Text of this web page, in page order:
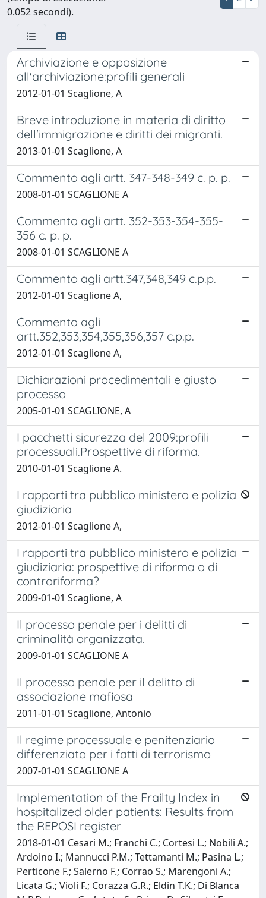
0.052 secondi).
Archiviazione e opposizione
all'archiviazione:profili generali
2012-01-01 Scaglione, A
Breve introduzione in materia di diritto
dell'immigrazione e diritti dei migranti.
2013-01-01 Scaglione, A
Commento agli artt. 347-348-349 c. p. p.
2008-01-01 SCAGLIONE A
Commento agli artt. 352-353-354-355-
356 c. p. p.
2008-01-01 SCAGLIONE A
Commento agli artt.347,348,349 c.p.p.
2012-01-01 Scaglione A,
Commento agli
artt.352,353,354,355,356,357 c.p.p.
2012-01-01 Scaglione A,
Dichiarazioni procedimentali e giusto
processo
2005-01-01 SCAGLIONE, A
I pacchetti sicurezza del 2009:profili
processuali.Prospettive di riforma.
2010-01-01 Scaglione A.
I rapporti tra pubblico ministero e polizia
giudiziaria
2012-01-01 Scaglione A,
I rapporti tra pubblico ministero e polizia
giudiziaria: prospettive di riforma o di
controriforma?
2009-01-01 Scaglione, A
Il processo penale per i delitti di
criminalità organizzata.
2009-01-01 SCAGLIONE A
Il processo penale per il delitto di
associazione mafiosa
2011-01-01 Scaglione, Antonio
Il regime processuale e penitenziario
differenziato per i fatti di terrorismo
2007-01-01 SCAGLIONE A
Implementation of the Frailty Index in
hospitalized older patients: Results from
the REPOSI register
2018-01-01 Cesari M.; Franchi C.; Cortesi L.; Nobili A.;
Ardoino I.; Mannucci P.M.; Tettamanti M.; Pasina L.;
Perticone F.; Salerno F.; Corrao S.; Marengoni A.;
Licata G.; Violi F.; Corazza G.R.; Eldin T.K.; Di Blanca